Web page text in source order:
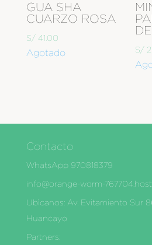
GUA SHA
CUARZO ROSA
S/ 41.00
Agotado S/
Contacto
WhatsApp 970818379
info@orange-worm-
Ubìcanos: Av. Evitamiento Sur
Huancayo
Partners: